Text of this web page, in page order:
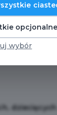
dziecięcych
opcjonalne
wybór